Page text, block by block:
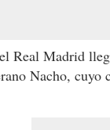
Real Madrid
Nacho,